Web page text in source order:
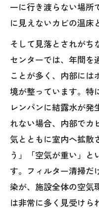
一に行き渡らない場所
に見えないカビの温床
そして見落とされがち
センターでは、年間を
ことが多く、内部には
境が整っています。特
レンパンに結露水が発
れない場合、内部でカ
気とともに室内へ拡散
う」「空気が重い」と
す。フィルター清掃だ
染が、施設全体の空気
は非常に多く見受けら